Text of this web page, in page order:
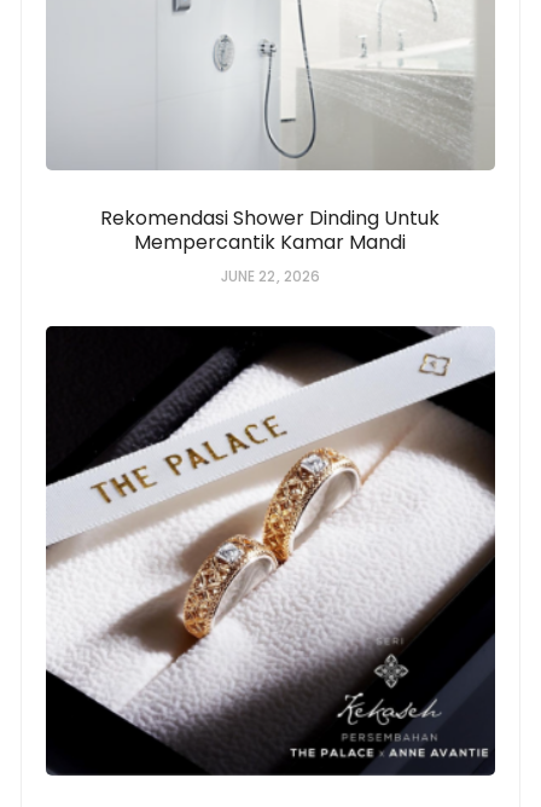
Rekomendasi Shower Dinding Untuk
Mempercantik Kamar Mandi
JUNE 22, 2026